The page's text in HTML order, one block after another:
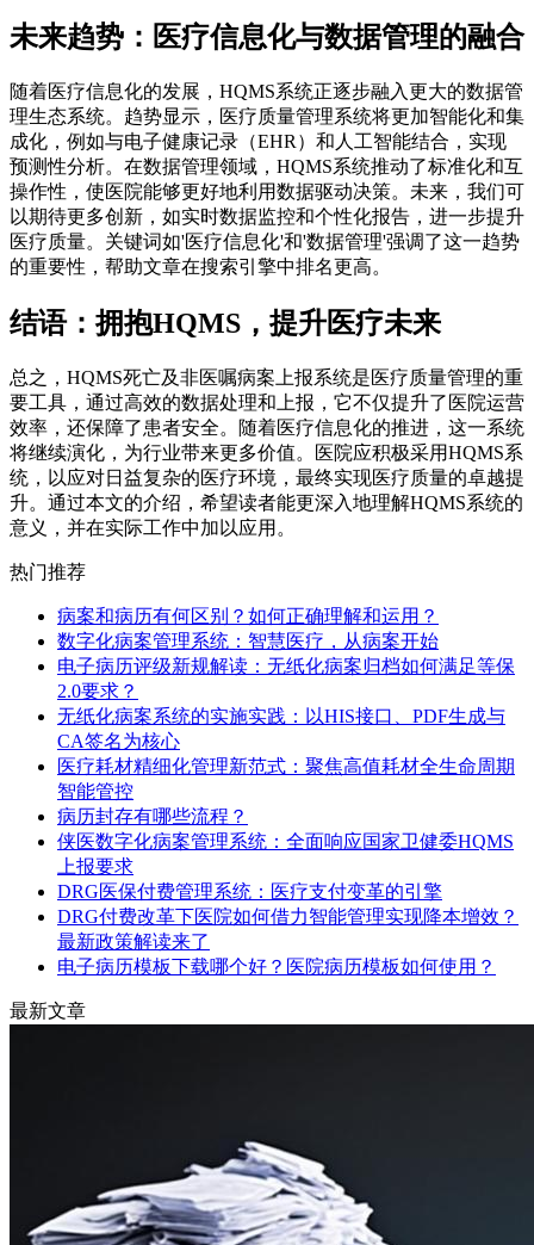
未来趋势：医疗信息化与数据管理的融合
随着医疗信息化的发展，HQMS系统正逐步融入更大的数据管
理生态系统。趋势显示，医疗质量管理系统将更加智能化和集
成化，例如与电子健康记录（EHR）和人工智能结合，实现
预测性分析。在数据管理领域，HQMS系统推动了标准化和互
操作性，使医院能够更好地利用数据驱动决策。未来，我们可
以期待更多创新，如实时数据监控和个性化报告，进一步提升
医疗质量。关键词如'医疗信息化'和'数据管理'强调了这一趋势
的重要性，帮助文章在搜索引擎中排名更高。
结语：拥抱HQMS，提升医疗未来
总之，HQMS死亡及非医嘱病案上报系统是医疗质量管理的重
要工具，通过高效的数据处理和上报，它不仅提升了医院运营
效率，还保障了患者安全。随着医疗信息化的推进，这一系统
将继续演化，为行业带来更多价值。医院应积极采用HQMS系
统，以应对日益复杂的医疗环境，最终实现医疗质量的卓越提
升。通过本文的介绍，希望读者能更深入地理解HQMS系统的
意义，并在实际工作中加以应用。
热门推荐
病案和病历有何区别？如何正确理解和运用？
数字化病案管理系统：智慧医疗，从病案开始
电子病历评级新规解读：无纸化病案归档如何满足等保
2.0要求？
无纸化病案系统的实施实践：以HIS接口、PDF生成与
CA签名为核心
医疗耗材精细化管理新范式：聚焦高值耗材全生命周期
智能管控
病历封存有哪些流程？
侠医数字化病案管理系统：全面响应国家卫健委HQMS
上报要求
DRG医保付费管理系统：医疗支付变革的引擎
DRG付费改革下医院如何借力智能管理实现降本增效？
最新政策解读来了
电子病历模板下载哪个好？医院病历模板如何使用？
最新文章